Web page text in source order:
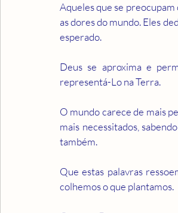
Aqueles que se
as dores do mundo. Eles
esperado.
Deus se aproxima e
representá-Lo na Terra.
O mundo carece de mais
mais necessitados,
também.
Que estas palavras
colhemos o que plantamos.